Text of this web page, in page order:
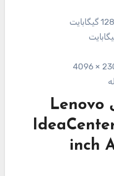
128 گیگابایت
2304
Lenovo
inch